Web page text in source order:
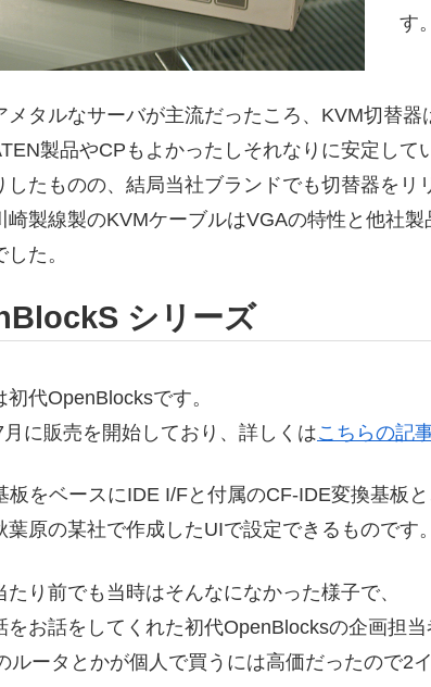
す。
メタルなサーバが主流だったころ、KVM切替器
製品やCPもよかったしそれなりに安定し
したものの、結局当社ブランドでも切替器をリ
崎製線製のKVMケーブルはVGAの特性と他社
た。
シリーズ
初代OpenBlocksです。
に販売を開始しており、詳しくはこちらの記
板をベースにIDE I/Fと付属のCF-IDE変換基板
葉原の某社で作成したUIで設定できるものです。
たり前でも当時はそんなになかった様子で、
をお話をしてくれた初代OpenBlocksの企画担
ルータとかが個人で買うには高価だったので2